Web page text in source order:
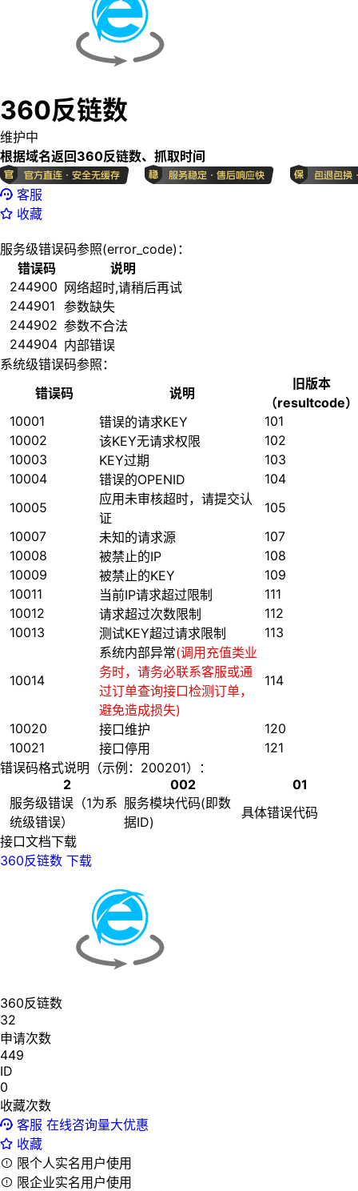
360反链数
维护中
根据域名返回360反链数、抓取时间
客服
收藏
服务级错误码参照(error_code)：
错误码
说明
244900 网络超时,请稍后再试
244901 参数缺失
244902 参数不合法
244904 内部错误
系统级错误码参照：
错误码
说明
旧版本
（resultcode）
10001
错误的请求KEY
101
10002
该KEY无请求权限
102
10003
KEY过期
103
10004
错误的OPENID
104
10005
应用未审核超时，请提交认
证
105
10007
未知的请求源
107
10008
被禁止的IP
108
10009
被禁止的KEY
109
10011
当前IP请求超过限制
111
10012
请求超过次数限制
112
10013
测试KEY超过请求限制 113
10014
系统内部异常(调用充值类业
务时，请务必联系客服或通
过订单查询接口检测订单，
避免造成损失)
114
10020 接口维护
120
10021
接口停用
121
错误码格式说明（示例：200201）：
2
002
01
服务级错误（1为系
统级错误）
服务模块代码(即数
据ID)
具体错误代码
接口文档下载
360反链数 下载
360反链数
32
申请次数
449
ID
0
收藏次数
客服 在线咨询量大优惠
收藏
限个人实名用户使用
限企业实名用户使用